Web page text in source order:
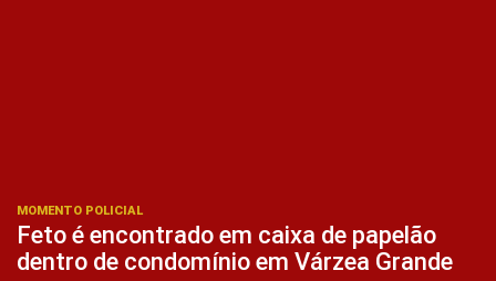
MOMENTO POLICIAL
Feto é encontrado em caixa de papelão
dentro de condomínio em Várzea Grande